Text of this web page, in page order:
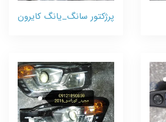
پرژکتور سانگ_یانگ کایرون